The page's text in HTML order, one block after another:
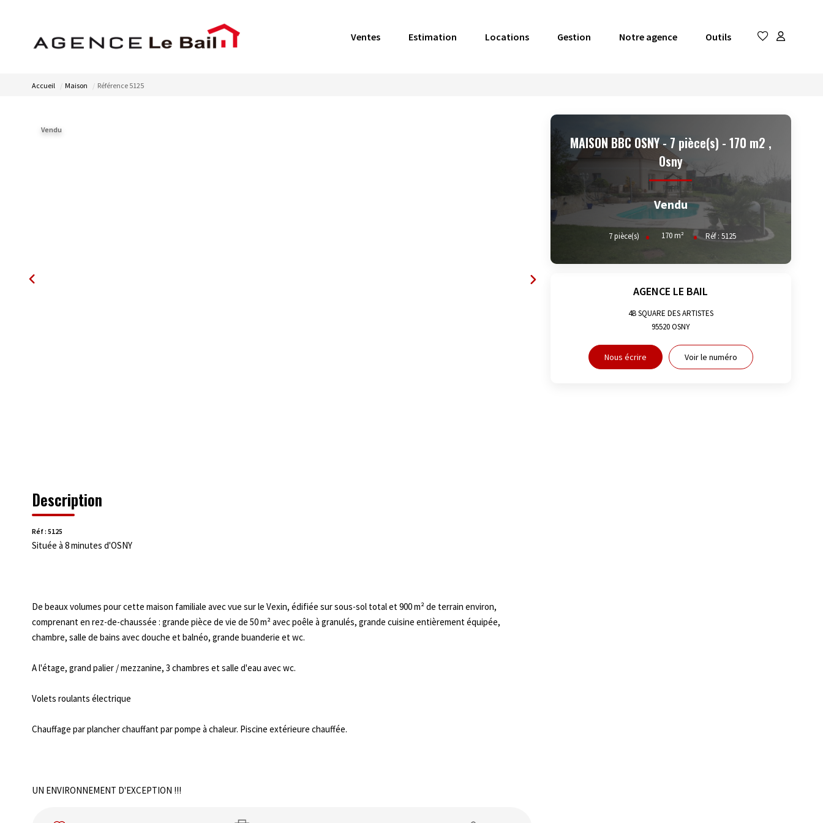
Ventes Estimation Locations Gestion Notre agence Outils
Accueil Maison Référence 5125
Vendu
Description
Réf : 5125
Située à 8 minutes d'OSNY
De beaux volumes pour cette maison familiale avec vue sur le Vexin, édifiée sur sous-sol total et 900 m² de terrain environ,
comprenant en rez-de-chaussée : grande pièce de vie de 50 m² avec poêle à granulés, grande cuisine entièrement équipée,
chambre, salle de bains avec douche et balnéo, grande buanderie et wc.
A l'étage, grand palier / mezzanine, 3 chambres et salle d'eau avec wc.
Volets roulants électrique
Chauffage par plancher chauffant par pompe à chaleur. Piscine extérieure chauffée.
UN ENVIRONNEMENT D'EXCEPTION !!!
MAISON BBC OSNY - 7 pièce(s) - 170 m2 ,
Osny
Vendu
7pièce(s) 170m² Réf :5125
AGENCE LE BAIL
4B SQUARE DES ARTISTES
95520OSNY
Nous écrire Voir le numéro